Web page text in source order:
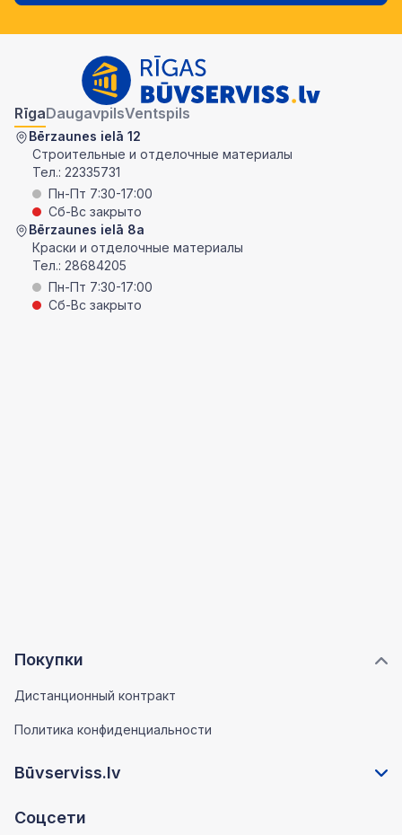
Покупки
Дистанционный контракт
Политика конфиденциальности
Būvserviss.lv
Соцсети
RīgaDaugavpilsVentspils
Bērzaunes ielā 12
Строительные и отделочные материалы
Тел.: 22335731
Пн-Пт 7:30-17:00
Сб-Вс закрыто
Bērzaunes ielā 8a
Краски и отделочные материалы
Тел.: 28684205
Пн-Пт 7:30-17:00
Сб-Вс закрыто